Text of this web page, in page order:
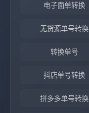
电子面单转换
无货源单号转换
转换单号
抖店单号转换
拼多多单号转换